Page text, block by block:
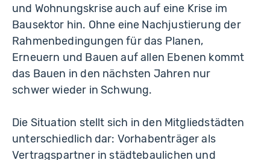
und Wohnungskrise auch auf eine Krise im
Bausektor hin. Ohne eine Nachjustierung der
Rahmenbedingungen für das Planen,
Erneuern und Bauen auf allen Ebenen kommt
das Bauen in den nächsten Jahren nur
schwer wieder in Schwung.
Die Situation stellt sich in den Mitgliedstädten
unterschiedlich dar: Vorhabenträger als
Vertragspartner in städtebaulichen und